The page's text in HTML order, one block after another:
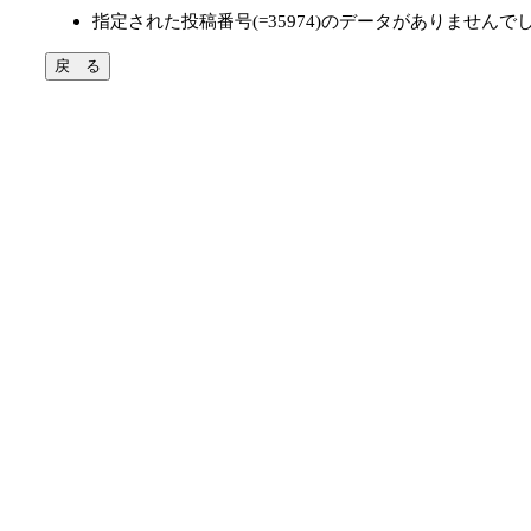
指定された投稿番号(=35974)のデータがありませんで